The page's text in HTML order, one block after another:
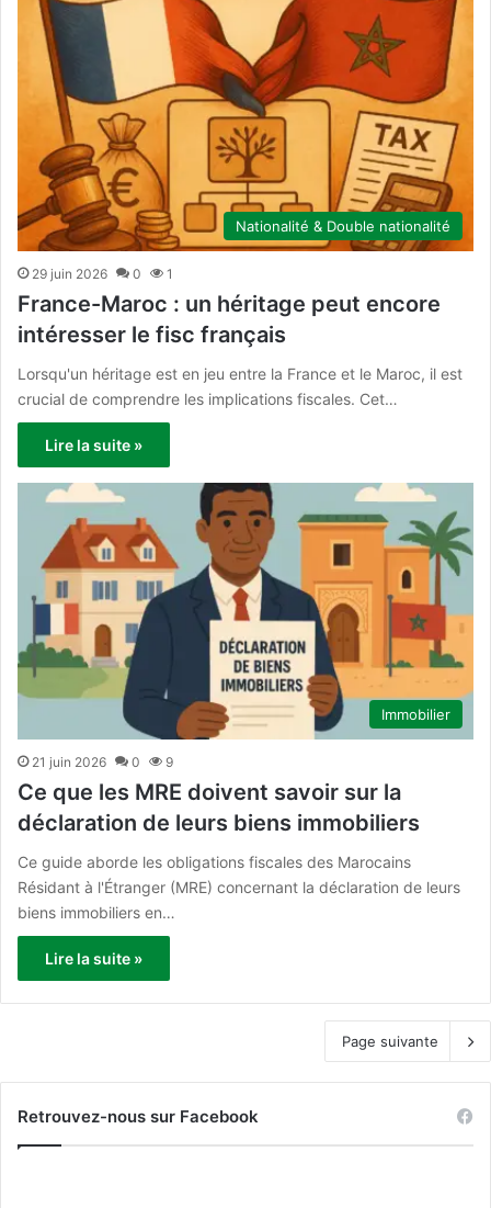
Nationalité & Double nationalité
29 juin 2026 0 1
France-Maroc : un héritage peut encore
intéresser le fisc français
Lorsqu'un héritage est en jeu entre la France et le Maroc, il est
crucial de comprendre les implications fiscales. Cet…
Lire la suite »
Immobilier
21 juin 2026 0 9
Ce que les MRE doivent savoir sur la
déclaration de leurs biens immobiliers
Ce guide aborde les obligations fiscales des Marocains
Résidant à l'Étranger (MRE) concernant la déclaration de leurs
biens immobiliers en…
Lire la suite »
Page suivante
Retrouvez-nous sur Facebook